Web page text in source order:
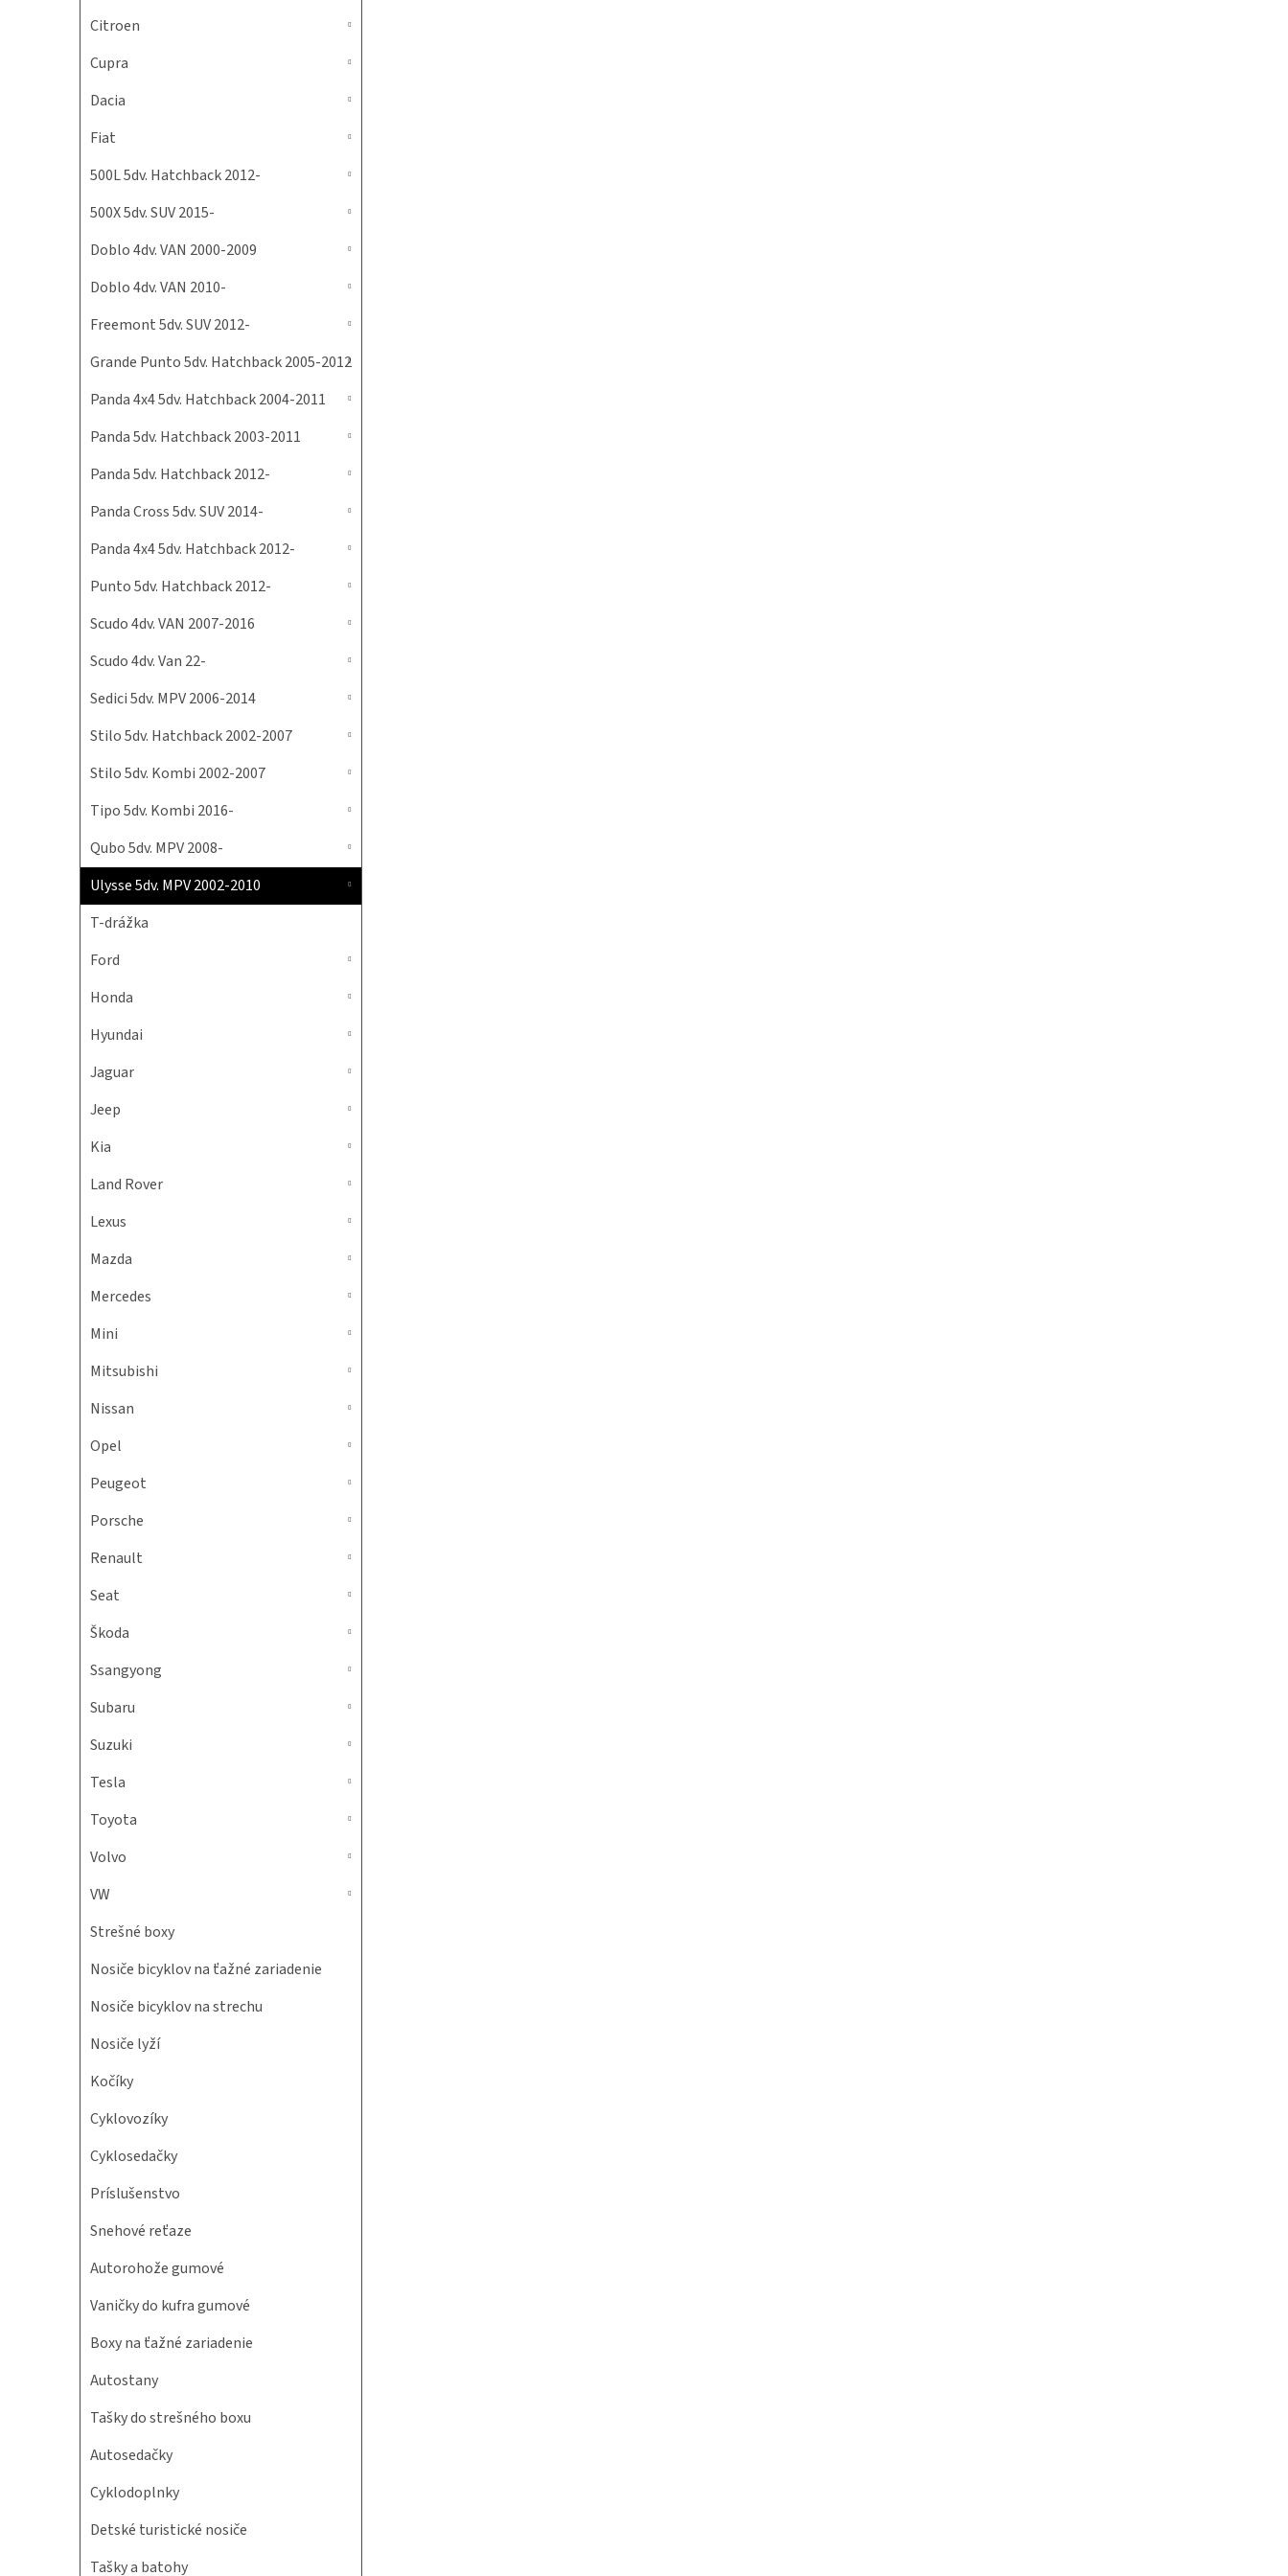
Citroen
Cupra
Dacia
Fiat
500L 5dv. Hatchback 2012-
500X 5dv. SUV 2015-
Doblo 4dv. VAN 2000-2009
Doblo 4dv. VAN 2010-
Freemont 5dv. SUV 2012-
Grande Punto 5dv. Hatchback 2005-2012
Panda 4x4 5dv. Hatchback 2004-2011
Panda 5dv. Hatchback 2003-2011
Panda 5dv. Hatchback 2012-
Panda Cross 5dv. SUV 2014-
Panda 4x4 5dv. Hatchback 2012-
Punto 5dv. Hatchback 2012-
Scudo 4dv. VAN 2007-2016
Scudo 4dv. Van 22-
Sedici 5dv. MPV 2006-2014
Stilo 5dv. Hatchback 2002-2007
Stilo 5dv. Kombi 2002-2007
Tipo 5dv. Kombi 2016-
Qubo 5dv. MPV 2008-
Ulysse 5dv. MPV 2002-2010
T-drážka
Ford
Honda
Hyundai
Jaguar
Jeep
Kia
Land Rover
Lexus
Mazda
Mercedes
Mini
Mitsubishi
Nissan
Opel
Peugeot
Porsche
Renault
Seat
Škoda
Ssangyong
Subaru
Suzuki
Tesla
Toyota
Volvo
VW
Strešné boxy
Nosiče bicyklov na ťažné zariadenie
Nosiče bicyklov na strechu
Nosiče lyží
Kočíky
Cyklovozíky
Cyklosedačky
Príslušenstvo
Snehové reťaze
Autorohože gumové
Vaničky do kufra gumové
Boxy na ťažné zariadenie
Autostany
Tašky do strešného boxu
Autosedačky
Cyklodoplnky
Detské turistické nosiče
Tašky a batohy